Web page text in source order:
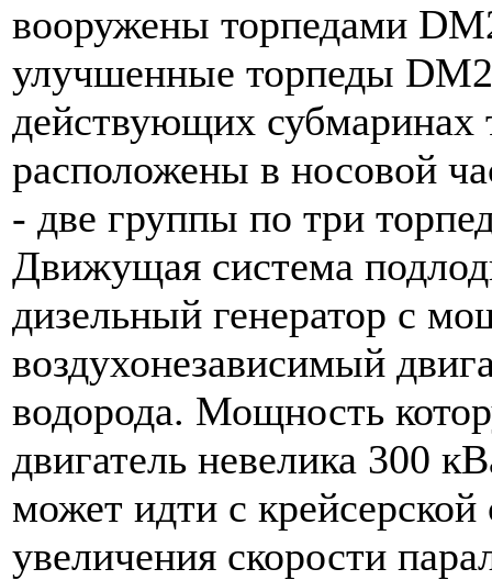
вооружены торпедами
улучшенные торпеды
действующих субмаринах
расположены в носовой
- две группы по три
Движущая система
дизельный генератор с
воздухонезависимый
водорода. Мощность
двигатель невелика 300
может идти с
увеличения скорости